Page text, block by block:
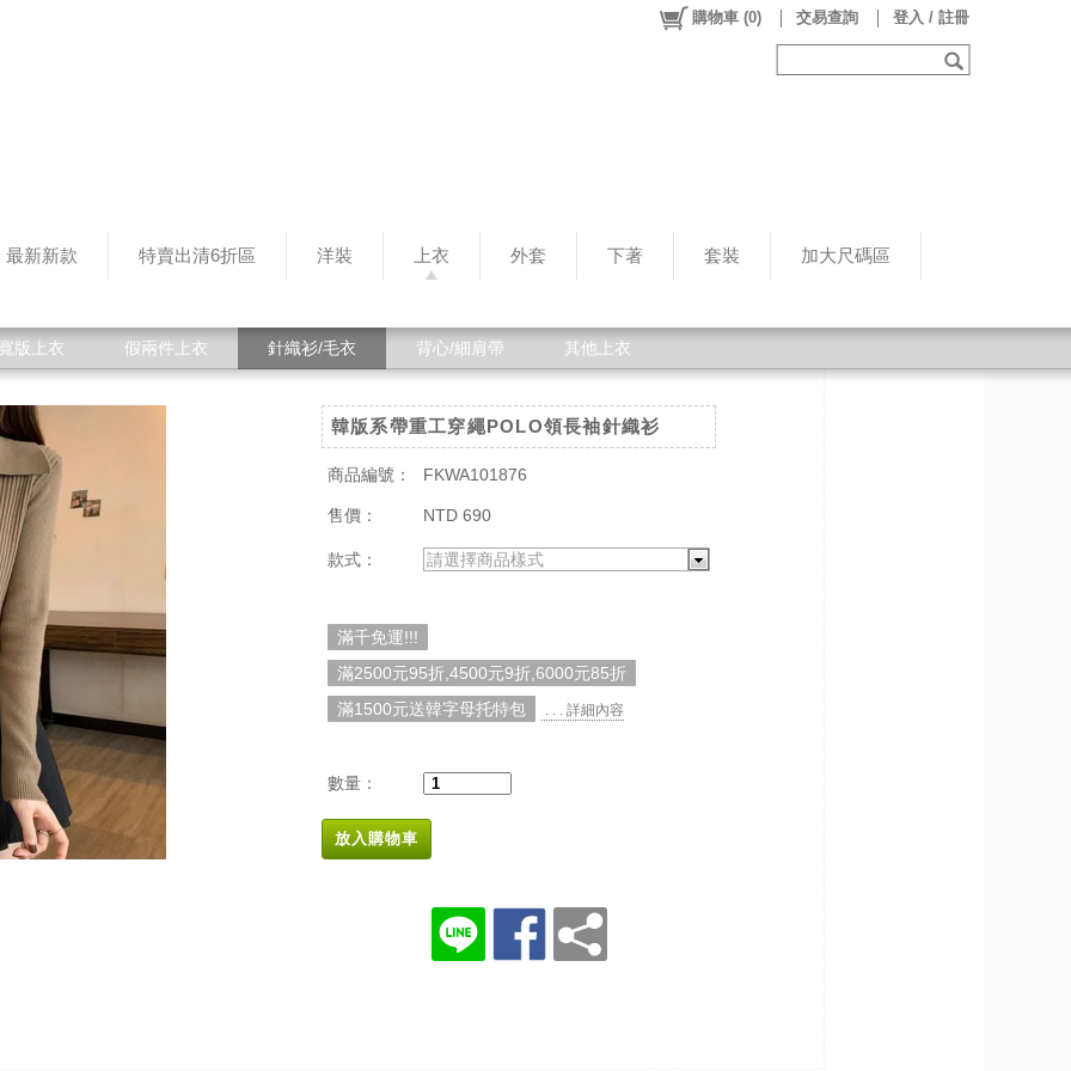
最新新款 特賣出清6折區 洋裝 上衣 外套 下著 套裝 加大尺碼區
購物車 (0) 交易查詢 登入 / 註冊
版上衣 假兩件上衣 針織衫/毛衣 背心/細肩帶 其他上衣
韓版系帶重工穿繩POLO領長袖針織衫
商品編號： FKWA101876
售價： NTD 690
款式： 請選擇商品樣式
滿千免運!!!
滿2500元95折,4500元9折,6000元85折
滿1500元送韓字母托特包
. . . 詳細內容
數量：
放入購物車